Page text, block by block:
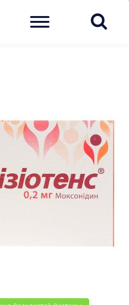
Menu